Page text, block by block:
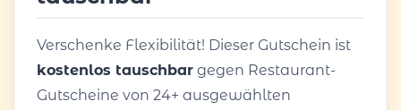
Verschenke Flexibilität! Dieser Gutschein ist
kostenlos tauschbar gegen Restaurant-
Gutscheine von 24+ ausgewählten